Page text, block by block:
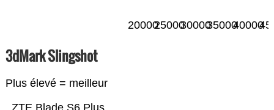
2000025000300003500040000
3dMark Slingshot
Plus élevé = meilleur